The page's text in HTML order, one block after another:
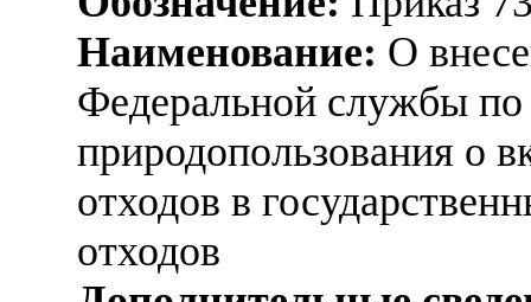
Наименование: О
Федеральной службы по
природопользования о
отходов в
отходов